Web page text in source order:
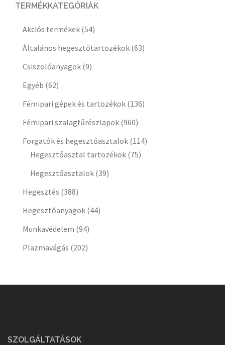
TERMÉKKATEGÓRIÁK
Akciós termékek (54)
Általános hegesztőtartozékok (63)
Csiszolóanyagok (9)
Egyéb (62)
Fémipari gépek és tartozékok (136)
Fémipari szalagfűrészlapok (960)
Forgatók és hegesztőasztalok (114)
Hegesztőasztal tartozékok (75)
Hegesztőasztalok (39)
Hegesztés (388)
Hegesztőanyagok (44)
Munkavédelem (94)
Plazmavágás (202)
SZOLGÁLTATÁSOK